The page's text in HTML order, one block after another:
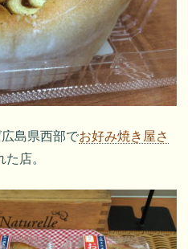
島県西部でお好み焼き屋さ
店。